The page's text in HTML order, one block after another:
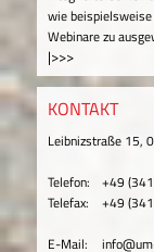
wie
Webinare zu
|>>>
KONTAKT
Leibnizstraße 15,
Telefon:
+49
Telefax:
+49
E-Mail: